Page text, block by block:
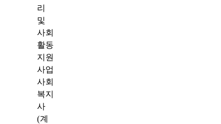
리
및
사회
활동
지원
사업
사회
복지
사
(계